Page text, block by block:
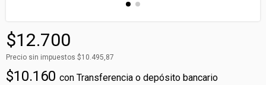
$12.700
Precio sin impuestos $10.495,87
$10.160 con Transferencia o depósito bancario